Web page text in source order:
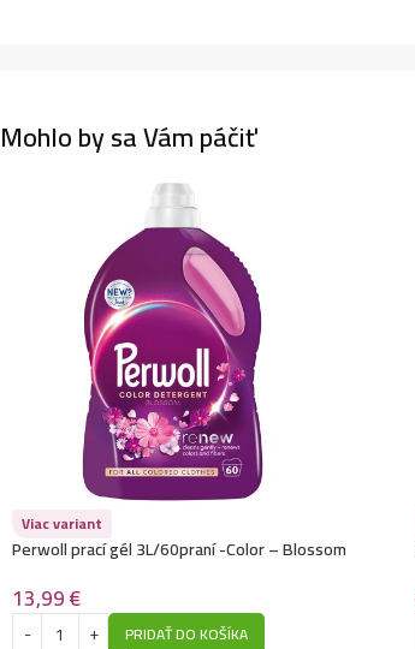
Mohlo by sa Vám páčiť
Viac variant
Perwoll prací gél 3L/60praní -Color – Blossom
13,99€
PRIDAŤ DO KOŠÍKA